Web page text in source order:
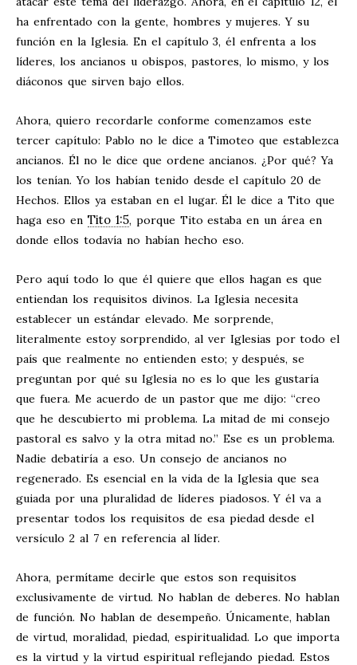
ha enfrentado con la gente, hombres y mujeres. Y su
función en la Iglesia. En el capítulo 3, él enfrenta a los
líderes, los ancianos u obispos, pastores, lo mismo, y los
diáconos que sirven bajo ellos.
Ahora, quiero recordarle conforme comenzamos este
tercer capítulo: Pablo no le dice a Timoteo que establezca
ancianos. Él no le dice que ordene ancianos. ¿Por qué? Ya
los tenían. Yo los habían tenido desde el capítulo 20 de
Hechos. Ellos ya estaban en el lugar. Él le dice a Tito que
haga eso en Tito 1:5, porque Tito estaba en un área en
donde ellos todavía no habían hecho eso.
Pero aquí todo lo que él quiere que ellos hagan es que
entiendan los requisitos divinos. La Iglesia necesita
establecer un estándar elevado. Me sorprende,
literalmente estoy sorprendido, al ver Iglesias por todo el
país que realmente no entienden esto; y después, se
preguntan por qué su Iglesia no es lo que les gustaría
que fuera. Me acuerdo de un pastor que me dijo: “creo
que he descubierto mi problema. La mitad de mi consejo
pastoral es salvo y la otra mitad no.” Ese es un problema.
Nadie debatiría a eso. Un consejo de ancianos no
regenerado. Es esencial en la vida de la Iglesia que sea
guiada por una pluralidad de líderes piadosos. Y él va a
presentar todos los requisitos de esa piedad desde el
versículo 2 al 7 en referencia al líder.
Ahora, permítame decirle que estos son requisitos
exclusivamente de virtud. No hablan de deberes. No hablan
de función. No hablan de desempeño. Únicamente, hablan
de virtud, moralidad, piedad, espiritualidad. Lo que importa
es la virtud y la virtud espiritual reflejando piedad. Estos